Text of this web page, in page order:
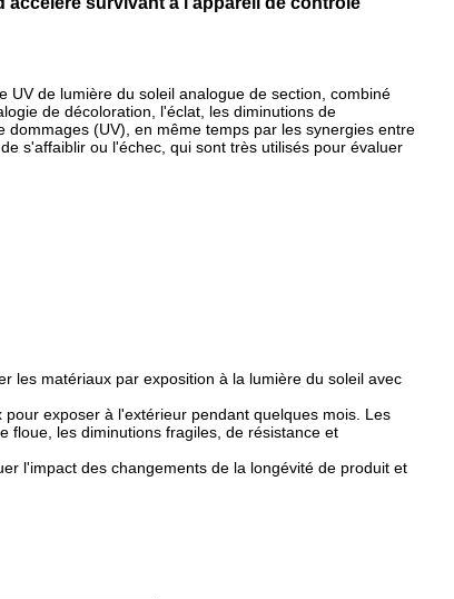
UV de lumière du soleil analogue de section, combiné
de décoloration, l'éclat, les diminutions de
(UV), en même temps par les synergies entre
s'affaiblir ou l'échec, qui sont très utilisés pour évaluer
les matériaux par exposition à la lumière du soleil avec
exposer à l'extérieur pendant quelques mois. Les
floue, les diminutions fragiles, de résistance et
l'impact des changements de la longévité de produit et